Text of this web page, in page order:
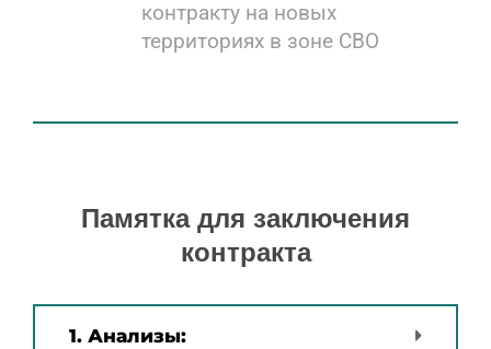
контракту на новых
территориях в зоне СВО
Памятка для заключения
контракта
1. Анализы: